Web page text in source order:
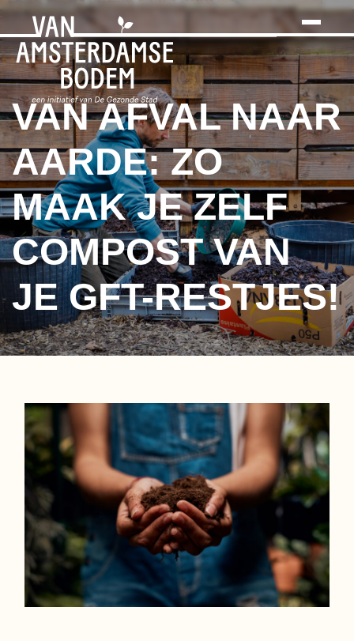
Skip
the
content
Search
VAN AFVAL NAAR
AARDE: ZO
MAAK JE ZELF
COMPOST VAN
JE GFT-RESTJES!